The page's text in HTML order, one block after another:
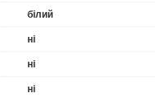
білий
ні
ні
ні